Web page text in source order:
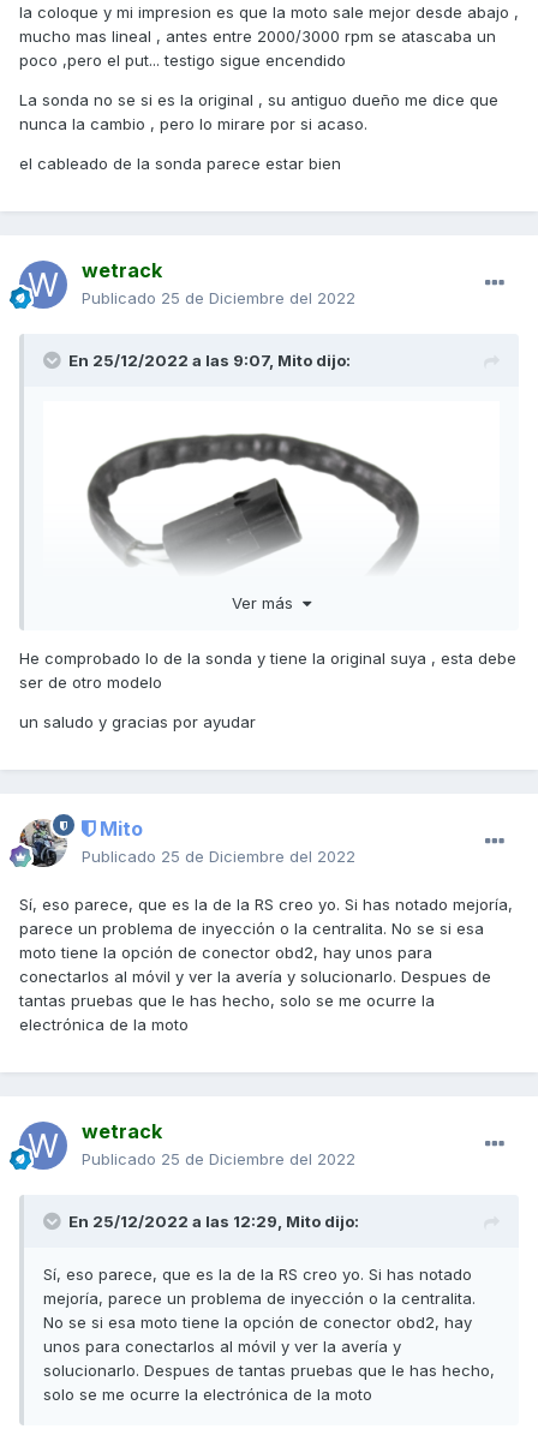
la coloque y mi impresion es que la moto sale mejor desde abajo ,
mucho mas lineal , antes entre 2000/3000 rpm se atascaba un
poco ,pero el put... testigo sigue encendido
La sonda no se si es la original , su antiguo dueño me dice que
nunca la cambio , pero lo mirare por si acaso.
el cableado de la sonda parece estar bien
wetrack
Publicado 25 de Diciembre del 2022
En 25/12/2022 a las 9:07, Mito dijo:
Ver más
He comprobado lo de la sonda y tiene la original suya , esta debe
ser de otro modelo
un saludo y gracias por ayudar
Mito
Publicado 25 de Diciembre del 2022
Sí, eso parece, que es la de la RS creo yo. Si has notado mejoría,
parece un problema de inyección o la centralita. No se si esa
moto tiene la opción de conector obd2, hay unos para
conectarlos al móvil y ver la avería y solucionarlo. Despues de
tantas pruebas que le has hecho, solo se me ocurre la
electrónica de la moto
wetrack
Publicado 25 de Diciembre del 2022
En 25/12/2022 a las 12:29, Mito dijo:
Sí, eso parece, que es la de la RS creo yo. Si has notado
mejoría, parece un problema de inyección o la centralita.
No se si esa moto tiene la opción de conector obd2, hay
unos para conectarlos al móvil y ver la avería y
solucionarlo. Despues de tantas pruebas que le has hecho,
solo se me ocurre la electrónica de la moto